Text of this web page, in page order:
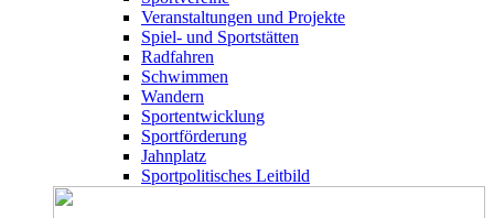
Veranstaltungen und Projekte
Spiel- und Sportstätten
Radfahren
Schwimmen
Wandern
Sportentwicklung
Sportförderung
Jahnplatz
Sportpolitisches Leitbild